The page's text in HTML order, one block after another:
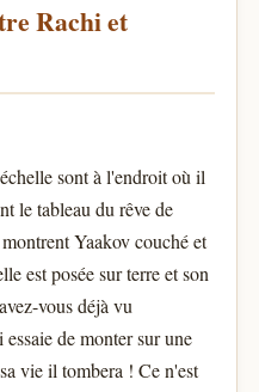
Rachi et
sont à l'endroit où il
le tableau du rêve de
Yaakov couché et
est posée sur terre et son
vous déjà vu
de monter sur une
vie il tombera ! Ce n'est